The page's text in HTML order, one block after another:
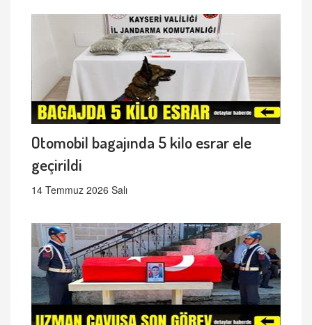
Otomobil bagajında 5 kilo esrar ele
geçirildi
14 Temmuz 2026 Salı